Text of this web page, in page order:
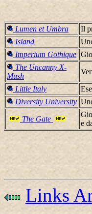
Lumen et Umbra
Il
Island
Imperium Gothique
The Uncanny X-
Mush
Little Italy
Diversity University
The Gate
e
Links